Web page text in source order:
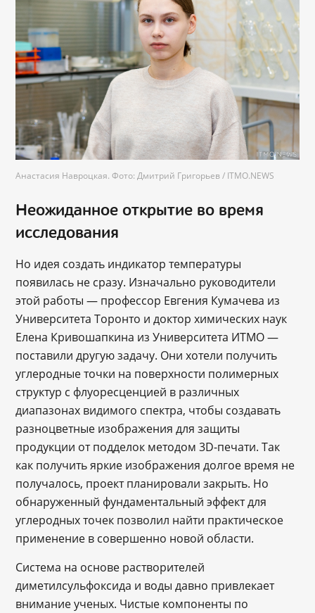
Анастасия Навроцкая. Фото: Дмитрий Григорьев / ITMO.NEWS
Неожиданное открытие во время
исследования
Но идея создать индикатор температуры
появилась не сразу. Изначально руководители
этой работы ― профессор Евгения Кумачева из
Университета Торонто и доктор химических наук
Елена Кривошапкина из Университета ИТМО ―
поставили другую задачу. Они хотели получить
углеродные точки на поверхности полимерных
структур с флуоресценцией в различных
диапазонах видимого спектра, чтобы создавать
разноцветные изображения для защиты
продукции от подделок методом 3D-печати. Так
как получить яркие изображения долгое время не
получалось, проект планировали закрыть. Но
обнаруженный фундаментальный эффект для
углеродных точек позволил найти практическое
применение в совершенно новой области.
Система на основе растворителей
диметилсульфоксида и воды давно привлекает
внимание ученых. Чистые компоненты по